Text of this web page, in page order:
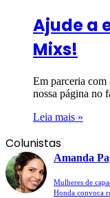
Ajude a
Mixs!
Em parceria com
nossa página no
Leia mais »
Colunistas
Amanda
Mulheres de
Honda convoca